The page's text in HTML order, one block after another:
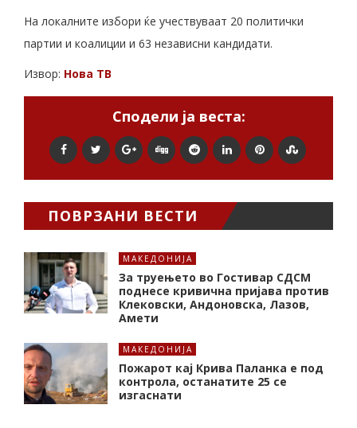
На локалните избори ќе учествуваат 20 политички
партии и коалиции и 63 независни кандидати.
Извор: Нова ТВ
Сподели ја веста:
ПОВРЗАНИ ВЕСТИ
МАКЕДОНИЈА
За труењето во Гостивар СДСМ
поднесе кривична пријава против
Клековски, Андоновска, Лазов,
Амети
МАКЕДОНИЈА
Пожарот кај Крива Паланка е под
контрола, останатите 25 се
изгаснати